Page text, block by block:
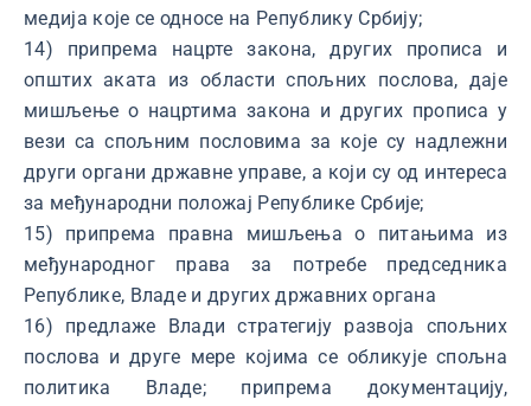
медија које се односе на Републику Србију;
14) припрема нацрте закона, других прописа и
општих аката из области спољних послова, даје
мишљење о нацртима закона и других прописа у
вези са спољним пословима за које су надлежни
други органи државне управе, а који су од интереса
за међународни положај Републике Србије;
15) припрема правна мишљења о питањима из
међународног права за потребе председника
Републике, Владе и других државних органа
16) предлаже Влади стратегију развоја спољних
послова и друге мере којима се обликује спољна
политика Владе; припрема документацију,